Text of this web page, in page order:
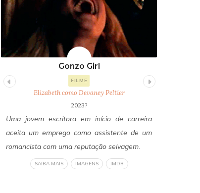
Gonzo Girl
FILME
Elizabeth como Devaney Peltier
2023?
Uma jovem escritora em início de carreira
aceita um emprego como assistente de um
romancista com uma reputação selvagem.
SAIBA MAIS IMAGENS IMDB